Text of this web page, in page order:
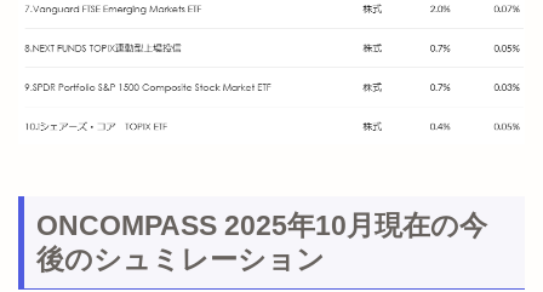
ONCOMPASS 2025年10月現在の今
後のシュミレーション